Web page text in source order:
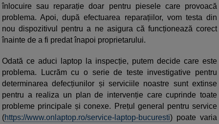
înlocuire sau reparație doar pentru piesele care provoacă
problema. Apoi, după efectuarea reparațiilor, vom testa din
nou dispozitivul pentru a ne asigura că funcționează corect
înainte de a fi predat înapoi proprietarului.
Odată ce aduci laptop la inspecție, putem decide care este
problema. Lucrăm cu o serie de teste investigative pentru
determinarea defecțiunilor și serviciile noastre sunt extinse
pentru a realiza un plan de intervenție care cuprinde toate
probleme principale și conexe. Prețul general pentru service
(https://www.onlaptop.ro/service-laptop-bucuresti) poate varia